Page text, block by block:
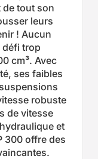
tout son
leurs
! Aucun
défi trop
cm³. Avec
ses faibles
robuste
de vitesse
et
300 offre des